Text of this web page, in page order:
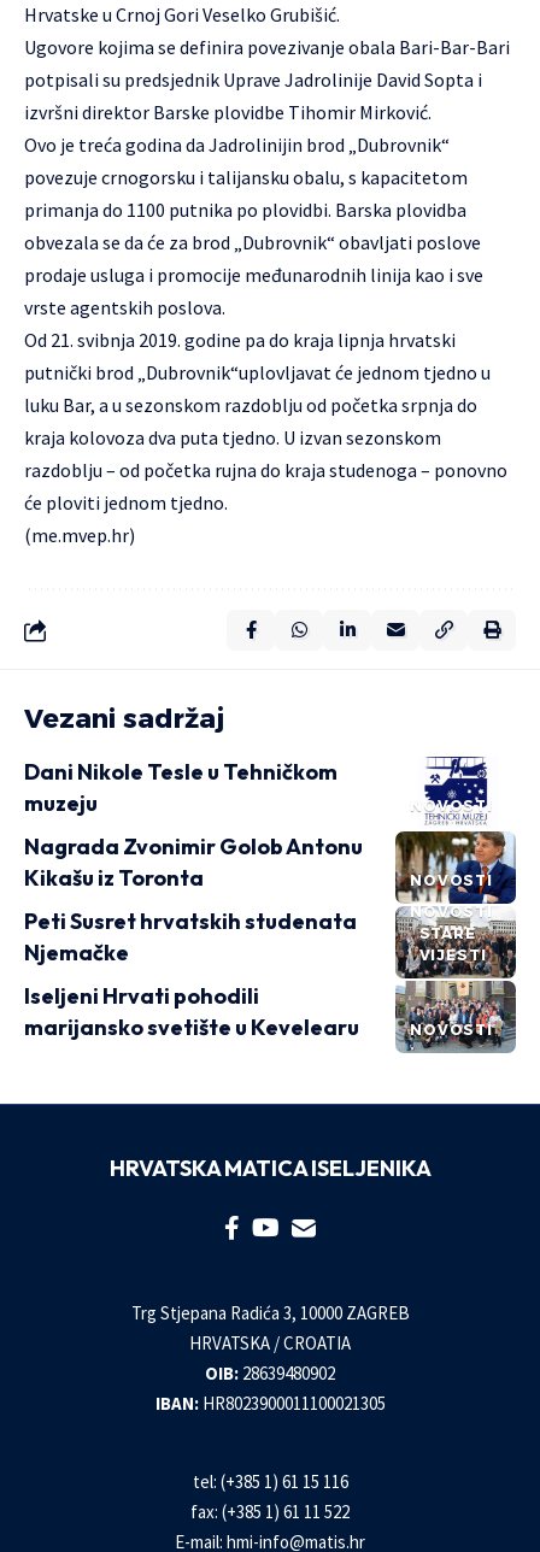
Hrvatske u Crnoj Gori Veselko Grubišić.
Ugovore kojima se definira povezivanje obala Bari-Bar-Bari
potpisali su predsjednik Uprave Jadrolinije David Sopta i
izvršni direktor Barske plovidbe Tihomir Mirković.
Ovo je treća godina da Jadrolinijin brod „Dubrovnik“
povezuje crnogorsku i talijansku obalu, s kapacitetom
primanja do 1100 putnika po plovidbi. Barska plovidba
obvezala se da će za brod „Dubrovnik“ obavljati poslove
prodaje usluga i promocije međunarodnih linija kao i sve
vrste agentskih poslova.
Od 21. svibnja 2019. godine pa do kraja lipnja hrvatski
putnički brod „Dubrovnik“uplovljavat će jednom tjedno u
luku Bar, a u sezonskom razdoblju od početka srpnja do
kraja kolovoza dva puta tjedno. U izvan sezonskom
razdoblju – od početka rujna do kraja studenoga – ponovno
će ploviti jednom tjedno.
(me.mvep.hr)
Vezani sadržaj
NOVOSTI
Dani Nikole Tesle u Tehničkom
muzeju
NOVOSTI
Nagrada Zvonimir Golob Antonu
Kikašu iz Toronta
NOVOSTI
STARE
VIJESTI
Peti Susret hrvatskih studenata
Njemačke
NOVOSTI
Iseljeni Hrvati pohodili
marijansko svetište u Kevelearu
HRVATSKA MATICA ISELJENIKA
Trg Stjepana Radića 3, 10000 ZAGREB
HRVATSKA / CROATIA
OIB: 28639480902
IBAN: HR8023900011100021305
tel: (+385 1) 61 15 116
fax: (+385 1) 61 11 522
E-mail: hmi-info@matis.hr